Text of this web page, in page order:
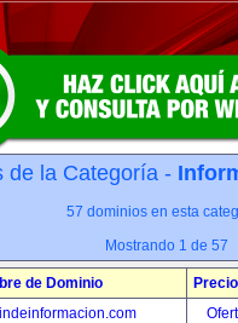
de la Categoría -
57 dominios en esta
Mostrando 1 de 57
de Dominio
Precio